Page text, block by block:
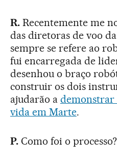
R.Recentemente me
das diretoras de voo
sempre se refere ao
fui encarregada de
desenhou o braço
construir os dois
ajudarão a demonstrar
vida em Marte.
P. Como foi o processo?